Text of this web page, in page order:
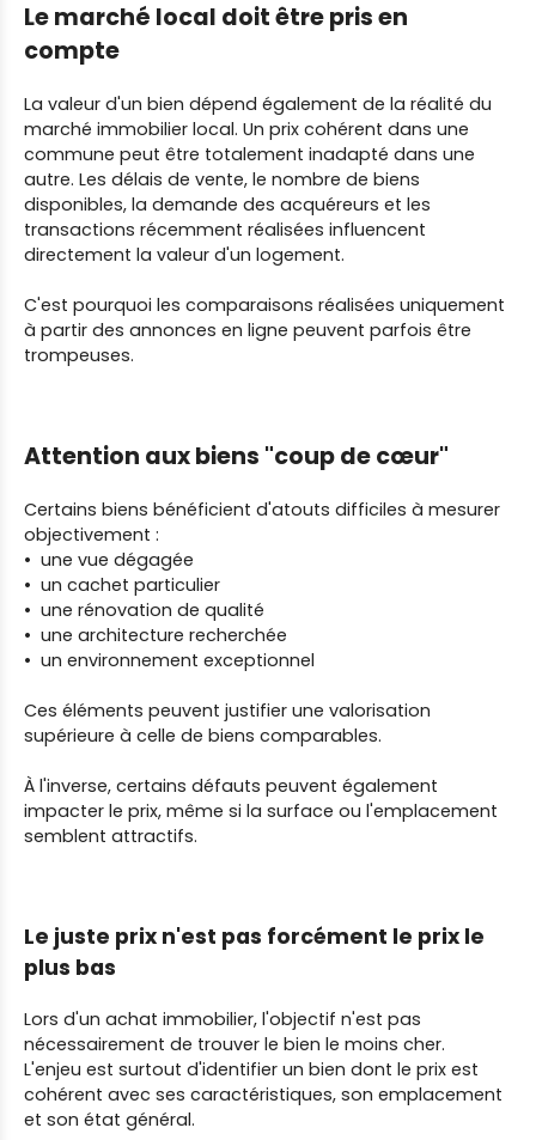
Le marché local doit être pris en
compte
La valeur d'un bien dépend également de la réalité du
marché immobilier local. Un prix cohérent dans une
commune peut être totalement inadapté dans une
autre. Les délais de vente, le nombre de biens
disponibles, la demande des acquéreurs et les
transactions récemment réalisées influencent
directement la valeur d'un logement.
C'est pourquoi les comparaisons réalisées uniquement
à partir des annonces en ligne peuvent parfois être
trompeuses.
Attention aux biens "coup de cœur"
Certains biens bénéficient d'atouts difficiles à mesurer
objectivement :
une vue dégagée
un cachet particulier
une rénovation de qualité
une architecture recherchée
un environnement exceptionnel
Ces éléments peuvent justifier une valorisation
supérieure à celle de biens comparables.
À l'inverse, certains défauts peuvent également
impacter le prix, même si la surface ou l'emplacement
semblent attractifs.
Le juste prix n'est pas forcément le prix le
plus bas
Lors d'un achat immobilier, l'objectif n'est pas
nécessairement de trouver le bien le moins cher.
L'enjeu est surtout d'identifier un bien dont le prix est
cohérent avec ses caractéristiques, son emplacement
et son état général.